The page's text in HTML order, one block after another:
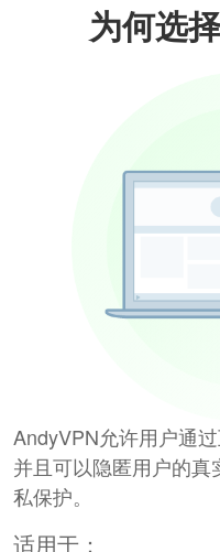
为何选
AndyVPN允许用户通
并且可以隐匿用户的
私保护。
适用于：